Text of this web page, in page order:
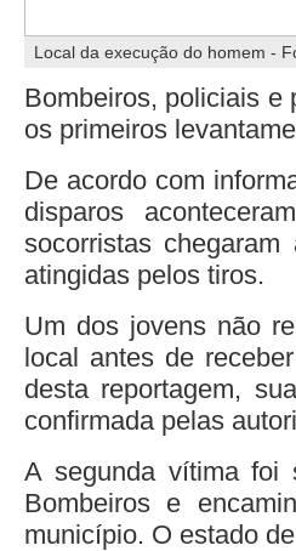
Local da execução do homem -
Bombeiros, policiais e
os primeiros
De acordo com
disparos
socorristas
atingidas pelos tiros.
Um dos jovens não
local antes de
desta reportagem,
confirmada pelas
A segunda vítima foi
Bombeiros e
município. O estado